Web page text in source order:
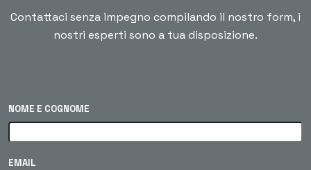
Contattaci senza impegno compilando il nostro form, i
nostri esperti sono a tua disposizione.
NOME E COGNOME
EMAIL